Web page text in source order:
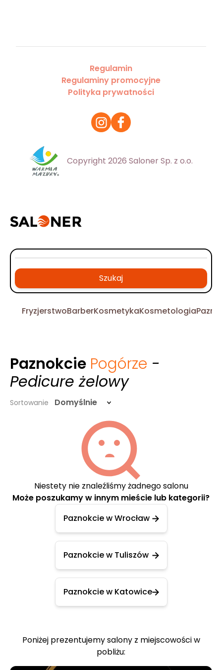
Regulamin
Regulaminy promocyjne
Polityka prywatności
Copyright 2026 Saloner Sp. z o.o.
Szukaj
FryzjerstwoBarberKosmetykaKosmetologia
Paznokcie Pogórze -
Pedicure żelowy
Sortowanie Domyślnie
Niestety nie znaleźliśmy żadnego salonu
Może poszukamy w innym mieście lub kategorii?
Paznokcie w Wrocław
Paznokcie w Tuliszów
Paznokcie w Katowice
Poniżej prezentujemy salony z miejscowości w
pobliżu: